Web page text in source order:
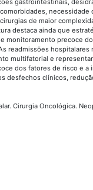
gastrointestinais,
de maior
destaca ainda que
monitoramento precoce
readmissões
multifatorial e
dos fatores de risco e
desfechos clínicos,
Cirurgia Oncológica.